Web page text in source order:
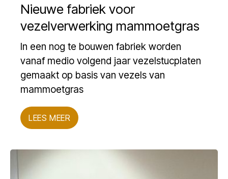
Nieuwe fabriek voor
vezelverwerking mammoetgras
In een nog te bouwen fabriek worden
vanaf medio volgend jaar vezelstucplaten
gemaakt op basis van vezels van
mammoetgras
LEES MEER